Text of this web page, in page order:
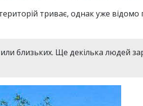
триває, однак уже
близьких. Ще декілька людей